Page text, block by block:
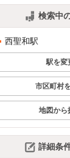
検索中
西聖和駅
駅を変
市区町村
地図から
詳細条